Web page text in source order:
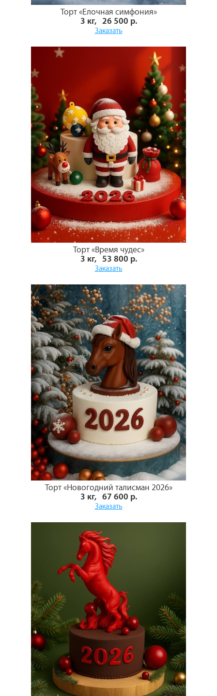
Торт «Елочная симфония»
3 кг, 26 500 р.
Заказать
Торт «Время чудес»
3 кг, 53 800 р.
Заказать
Торт «Новогодний талисман 2026»
3 кг, 67 600 р.
Заказать